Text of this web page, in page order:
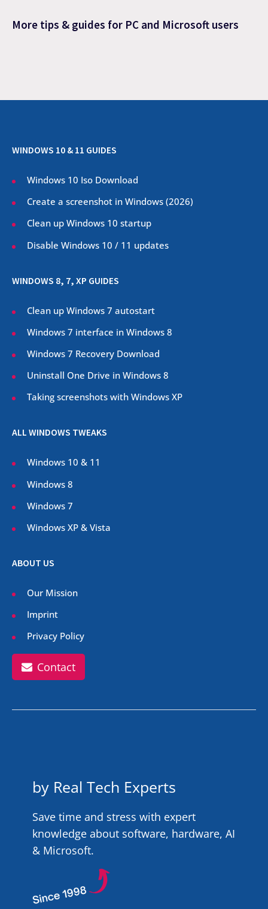
More tips & guides for PC and Microsoft users
WINDOWS 10 & 11 GUIDES
Windows 10 Iso Download
Create a screenshot in Windows (2026)
Clean up Windows 10 startup
Disable Windows 10 / 11 updates
WINDOWS 8, 7, XP GUIDES
Clean up Windows 7 autostart
Windows 7 interface in Windows 8
Windows 7 Recovery Download
Uninstall One Drive in Windows 8
Taking screenshots with Windows XP
ALL WINDOWS TWEAKS
Windows 10 & 11
Windows 8
Windows 7
Windows XP & Vista
ABOUT US
Our Mission
Imprint
Privacy Policy
Contact
by Real Tech Experts
Save time and stress with expert
knowledge about software, hardware, AI
& Microsoft.